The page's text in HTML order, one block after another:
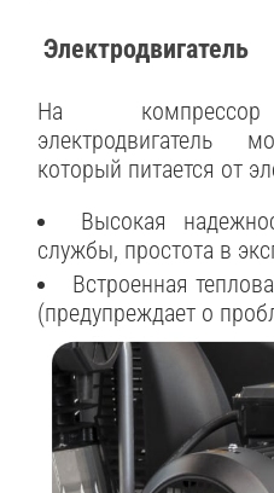
Электродвигатель
На компрессор
который питается от
Высокая
службы, простота в
Встроенная
(предупреждает о